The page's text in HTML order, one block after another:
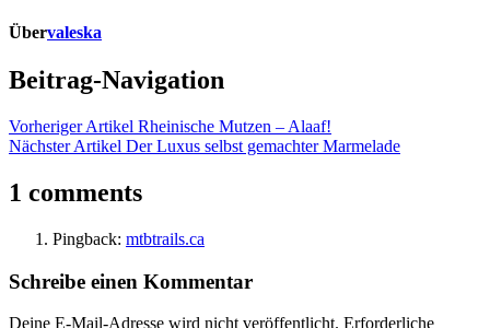
Übervaleska
Beitrag-Navigation
Vorheriger Artikel Rheinische Mutzen – Alaaf!
Nächster Artikel Der Luxus selbst gemachter Marmelade
1 comments
Pingback: mtbtrails.ca
Schreibe einen Kommentar
Deine E-Mail-Adresse wird nicht veröffentlicht. Erforderliche